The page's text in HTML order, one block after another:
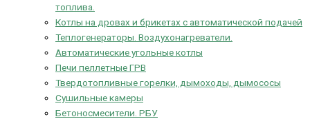
топлива.
Котлы на дровах и брикетах с автоматической подачей
Теплогенераторы. Воздухонагреватели.
Автоматические угольные котлы
Печи пеллетные ГРВ
Твердотопливные горелки, дымоходы, дымососы
Сушильные камеры
Бетоносмесители. РБУ